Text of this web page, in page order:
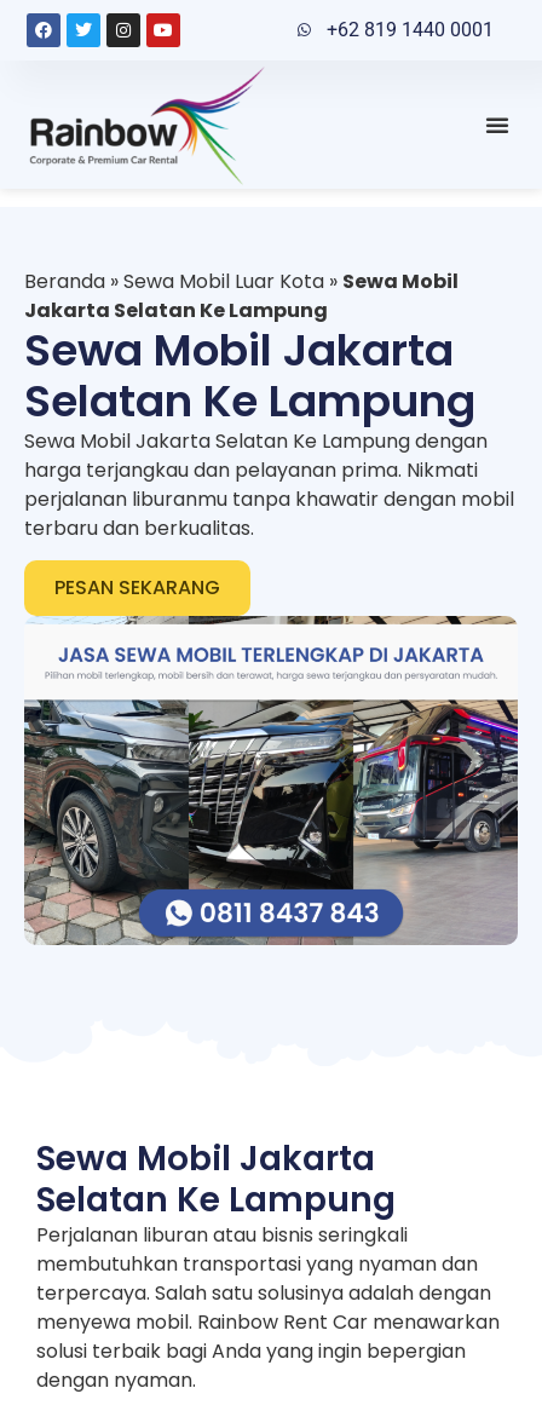
+62 819 1440 0001
Beranda »Sewa Mobil Luar Kota » Sewa Mobil
Jakarta Selatan Ke Lampung
Sewa Mobil Jakarta
Selatan Ke Lampung
Sewa Mobil Jakarta Selatan Ke Lampung dengan
harga terjangkau dan pelayanan prima. Nikmati
perjalanan liburanmu tanpa khawatir dengan mobil
terbaru dan berkualitas.
PESAN SEKARANG
Sewa Mobil Jakarta
Selatan Ke Lampung
Perjalanan liburan atau bisnis seringkali
membutuhkan transportasi yang nyaman dan
terpercaya. Salah satu solusinya adalah dengan
menyewa mobil. Rainbow Rent Car menawarkan
solusi terbaik bagi Anda yang ingin bepergian
dengan nyaman.